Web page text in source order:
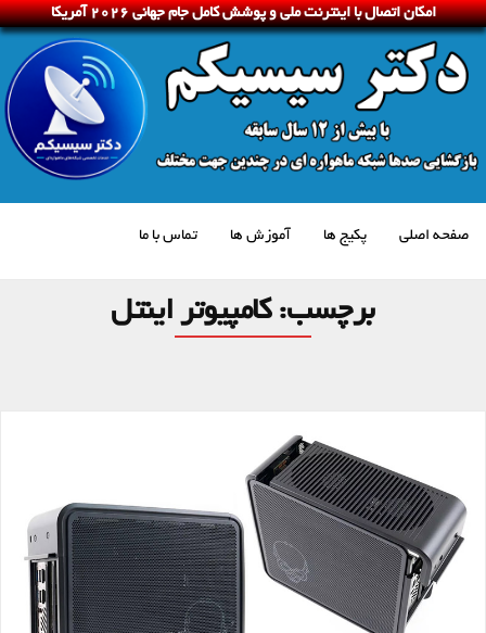
امکان اتصال با اینترنت ملی و پوشش کامل جام جهانی 2026 آمریکا
صفحه اصلی پکیج ها آموزش ها تماس با ما
برچسب:کامپیوتر اینتل